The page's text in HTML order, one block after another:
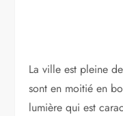
La ville est pleine
sont en moitié en
lumière qui est